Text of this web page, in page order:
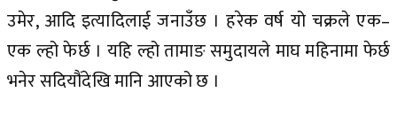
उमेर, आदि इत्यादिलाई जनाउँछ । हरेक वर्ष यो चक्रले एक–
एक ल्हो फेर्छ । यहि ल्हो तामाङ समुदायले माघ महिनामा फेर्छ
भनेर सदियौंदेखि मानि आएको छ ।